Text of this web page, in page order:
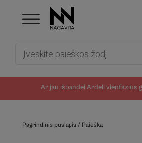
Ar jau išbandei Ardell vienfazius
Pagrindinis puslapis/ Paieška